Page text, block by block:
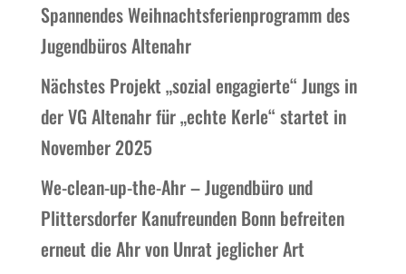
Spannendes Weihnachtsferienprogramm des
Jugendbüros Altenahr
Nächstes Projekt „sozial engagierte“ Jungs in
der VG Altenahr für „echte Kerle“ startet in
November 2025
We-clean-up-the-Ahr – Jugendbüro und
Plittersdorfer Kanufreunden Bonn befreiten
erneut die Ahr von Unrat jeglicher Art